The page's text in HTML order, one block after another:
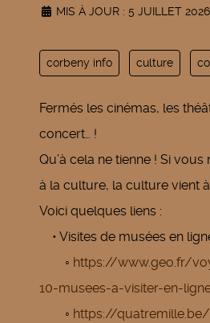
MIS À JOUR : 5 JUILLET 2026
corbeny info culture
Fermés les cinémas, les
concert… !
Qu’à cela ne tienne ! Si
à la culture, la culture vient
Voici quelques liens :
• Visites de musées en
◦ https://www.geo.fr/
10-musees-a-visiter-en-
◦ https://